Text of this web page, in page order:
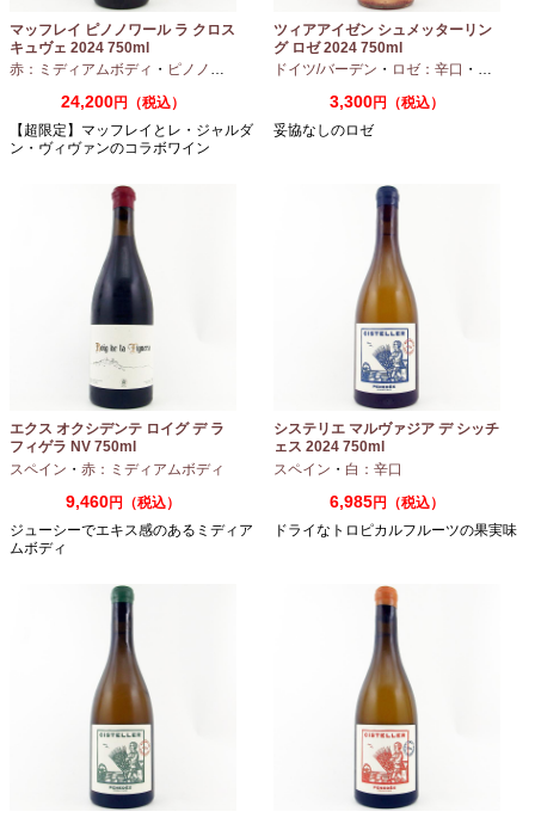
マッフレイ ピノノワール ラ クロス
キュヴェ 2024 750ml
赤：ミディアムボディ ・ ピノノワール
24,200円（税込）
【超限定】マッフレイとレ・ジャルダ
ン・ヴィヴァンのコラボワイン
ツィアアイゼン シュメッターリン
グ ロゼ 2024 750ml
ドイツ/バーデン ・ ロゼ：辛口 ・ ピノノ
3,300円（税込）
妥協なしのロゼ
エクス オクシデンテ ロイグ デ ラ
フィゲラ NV 750ml
（2022/2023）
スペイン ・ 赤：ミディアムボディ
9,460円（税込）
ジューシーでエキス感のあるミディア
ムボディ
システリエ マルヴァジア デ シッチ
ェス 2024 750ml
スペイン ・ 白：辛口
6,985円（税込）
ドライなトロピカルフルーツの果実味